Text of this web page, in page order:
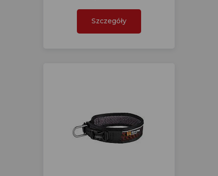
Szczegóły